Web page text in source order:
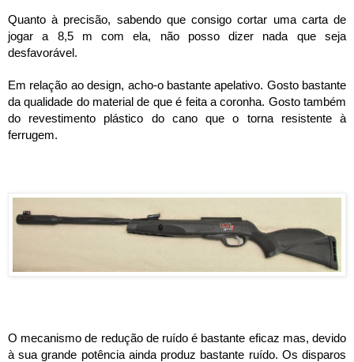
Quanto à precisão, sabendo que consigo cortar uma carta de
jogar a 8,5 m com ela, não posso dizer nada que seja
desfavorável.
Em relação ao design, acho-o bastante apelativo. Gosto bastante
da qualidade do material de que é feita a coronha. Gosto também
do revestimento plástico do cano que o torna resistente à
ferrugem.
O mecanismo de redução de ruído é bastante eficaz mas, devido
à sua grande potência ainda produz bastante ruído. Os disparos